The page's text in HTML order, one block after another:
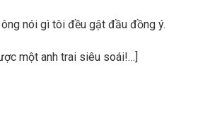
nói gì tôi đều gật đầu đồng ý.
một anh trai siêu soái!…]